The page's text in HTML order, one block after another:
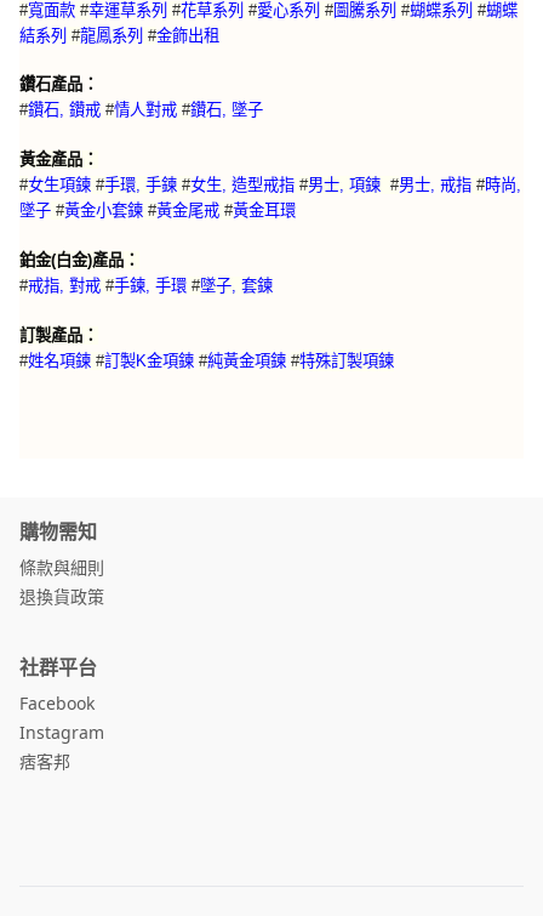
#寬面款 #幸運草系列 #花草系列 #愛心系列 #圖騰系列 #蝴蝶系列 #蝴蝶
結系列 #龍鳳系列 #金飾出租
鑽石產品：
#鑽石, 鑽戒 #情人對戒 #鑽石, 墜子
黃金產品：
#女生項鍊 #手環, 手鍊 #女生, 造型戒指 #男士, 項鍊 #男士, 戒指 #時尚,
墜子 #黃金小套鍊 #黃金尾戒 #黃金耳環
鉑金(白金)產品：
#戒指, 對戒 #手鍊, 手環 #墜子, 套鍊
訂製產品：
#姓名項鍊 #訂製K金項鍊 #純黃金項鍊 #特殊訂製項鍊
購物需知
條款與細則
退換貨政策
社群平台
Facebook
Instagram
痞客邦